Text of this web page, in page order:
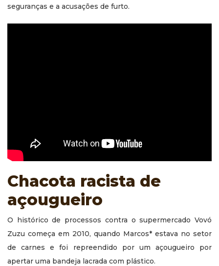
seguranças e a acusações de furto.
Chacota racista de
açougueiro
O histórico de processos contra o supermercado Vovó
Zuzu começa em 2010, quando Marcos* estava no setor
de carnes e foi repreendido por um açougueiro por
apertar uma bandeja lacrada com plástico.